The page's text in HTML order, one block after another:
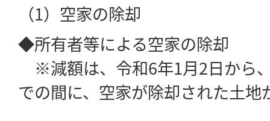
（1）空家の除却
◆所有者等による空家の除却
※減額は、令和6年1月2日から
での間に、空家が除却された土地